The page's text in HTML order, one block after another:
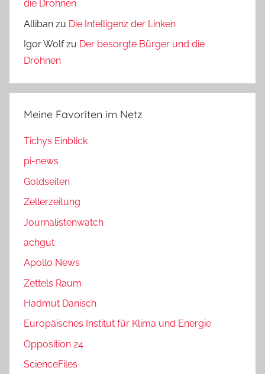
die Drohnen
Alliban zu Die Intelligenz der Linken
Igor Wolfzu Der besorgte Bürger und die
Drohnen
Meine Favoriten im Netz
Tichys Einblick
pi-news
Goldseiten
Zellerzeitung
Journalistenwatch
achgut
Apollo News
Zettels Raum
Hadmut Danisch
Europäisches Institut für Klima und Energie
Opposition 24
ScienceFiles